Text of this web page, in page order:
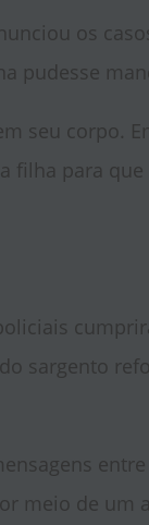
os
pudesse
seu corpo.
filha para
sargento
meio de um